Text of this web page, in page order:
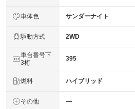
車体色 サンダーナイト
駆動方式 2WD
車台番号下
3桁
395
燃料 ハイブリッド
その他 ―